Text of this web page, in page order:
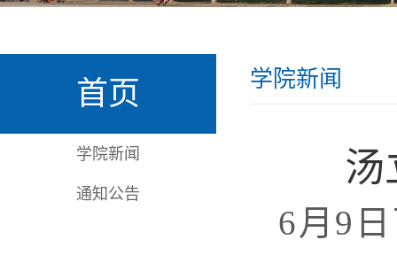
首页
学院新闻
通知公告
学院新闻
汤
6月9